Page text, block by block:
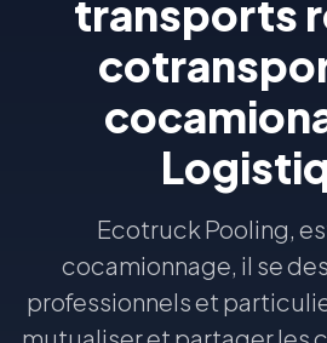
transports
Ecotruck Pooling,
cocamionnage, il se
professionnels et